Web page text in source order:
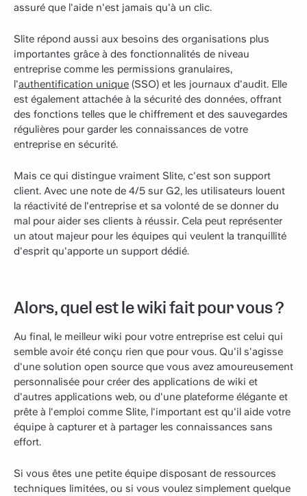
assuré que l'aide n'est jamais qu'à un clic.
Slite répond aussi aux besoins des organisations plus
importantes grâce à des fonctionnalités de niveau
entreprise comme les permissions granulaires,
l'authentification unique (SSO) et les journaux d'audit. Elle
est également attachée à la sécurité des données, offrant
des fonctions telles que le chiffrement et des sauvegardes
régulières pour garder les connaissances de votre
entreprise en sécurité.
Mais ce qui distingue vraiment Slite, c'est son support
client. Avec une note de 4/5 sur G2, les utilisateurs louent
la réactivité de l'entreprise et sa volonté de se donner du
mal pour aider ses clients à réussir. Cela peut représenter
un atout majeur pour les équipes qui veulent la tranquillité
d'esprit qu'apporte un support dédié.
Alors, quel est le wiki fait pour vous ?
Au final, le meilleur wiki pour votre entreprise est celui qui
semble avoir été conçu rien que pour vous. Qu'il s'agisse
d'une solution open source que vous avez amoureusement
personnalisée pour créer des applications de wiki et
d'autres applications web, ou d'une plateforme élégante et
prête à l'emploi comme Slite, l'important est qu'il aide votre
équipe à capturer et à partager les connaissances sans
effort.
Si vous êtes une petite équipe disposant de ressources
techniques limitées, ou si vous voulez simplement quelque